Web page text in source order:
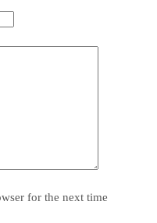
for the next time